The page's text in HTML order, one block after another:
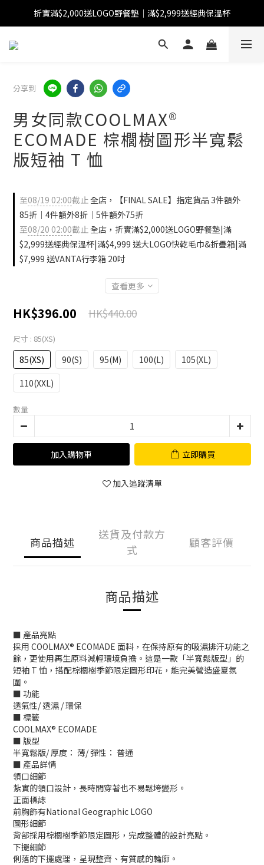
【FINAL SALE】指定商品低至38折
折實滿$2,000送LOGO野餐墊｜滿$2,999送經典保溫杯
【FINAL SALE】全單免運費
分享到
男女同款COOLMAX®
ECOMADE 棕櫚樹圖形半寬鬆
版短袖 T 恤
至08/19 02:00截止全店，【FINAL SALE】指定貨品 3件額外
85折｜4件額外8折｜5件額外75折
至08/20 02:00截止全店，折實滿$2,000送LOGO野餐墊|滿
$2,999送經典保溫杯|滿$4,999 送大LOGO快乾毛巾&折疊箱|滿
$7,999 送VANTA行李箱 20吋
查看更多
HK$396.00 HK$440.00
尺寸 : 85(XS)
85(XS) 90(S) 95(M) 100(L)
105(XL)
110(XXL)
數量
加入購物車 立即購買
加入追蹤清單
商品描述
送貨及付款方
式
顧客評價
商品描述
■ 產品亮點
採用 COOLMAX® ECOMADE 面料，在保持原有的吸濕排汗功能之
餘，更使用再生原料減輕環境負擔。這是一款「半寬鬆版型」的
短袖 T 恤，搭配棕櫚樹季節限定圖形印花，能完美營造盛夏氛
圍。
■ 功能
透氣性/ 透濕 / 環保
■ 標籤
COOLMAX® ECOMADE
■ 版型
半寬鬆版/ 厚度： 薄/ 彈性： 普通
■ 產品詳情
領口細節
紮實的領口設計，長時間穿著也不易鬆垮變形。
正面標誌
前胸飾有National Geographic LOGO
圖形細節
背部採用棕櫚樹季節限定圖形，完成整體的設計亮點。
下擺細節
俐落的下擺處理，呈現整齊、有質感的輪廓。